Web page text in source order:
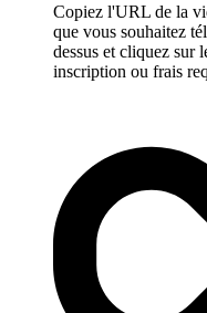
Copiez l'URL de la
que vous souhaitez
dessus et cliquez
inscription ou frais